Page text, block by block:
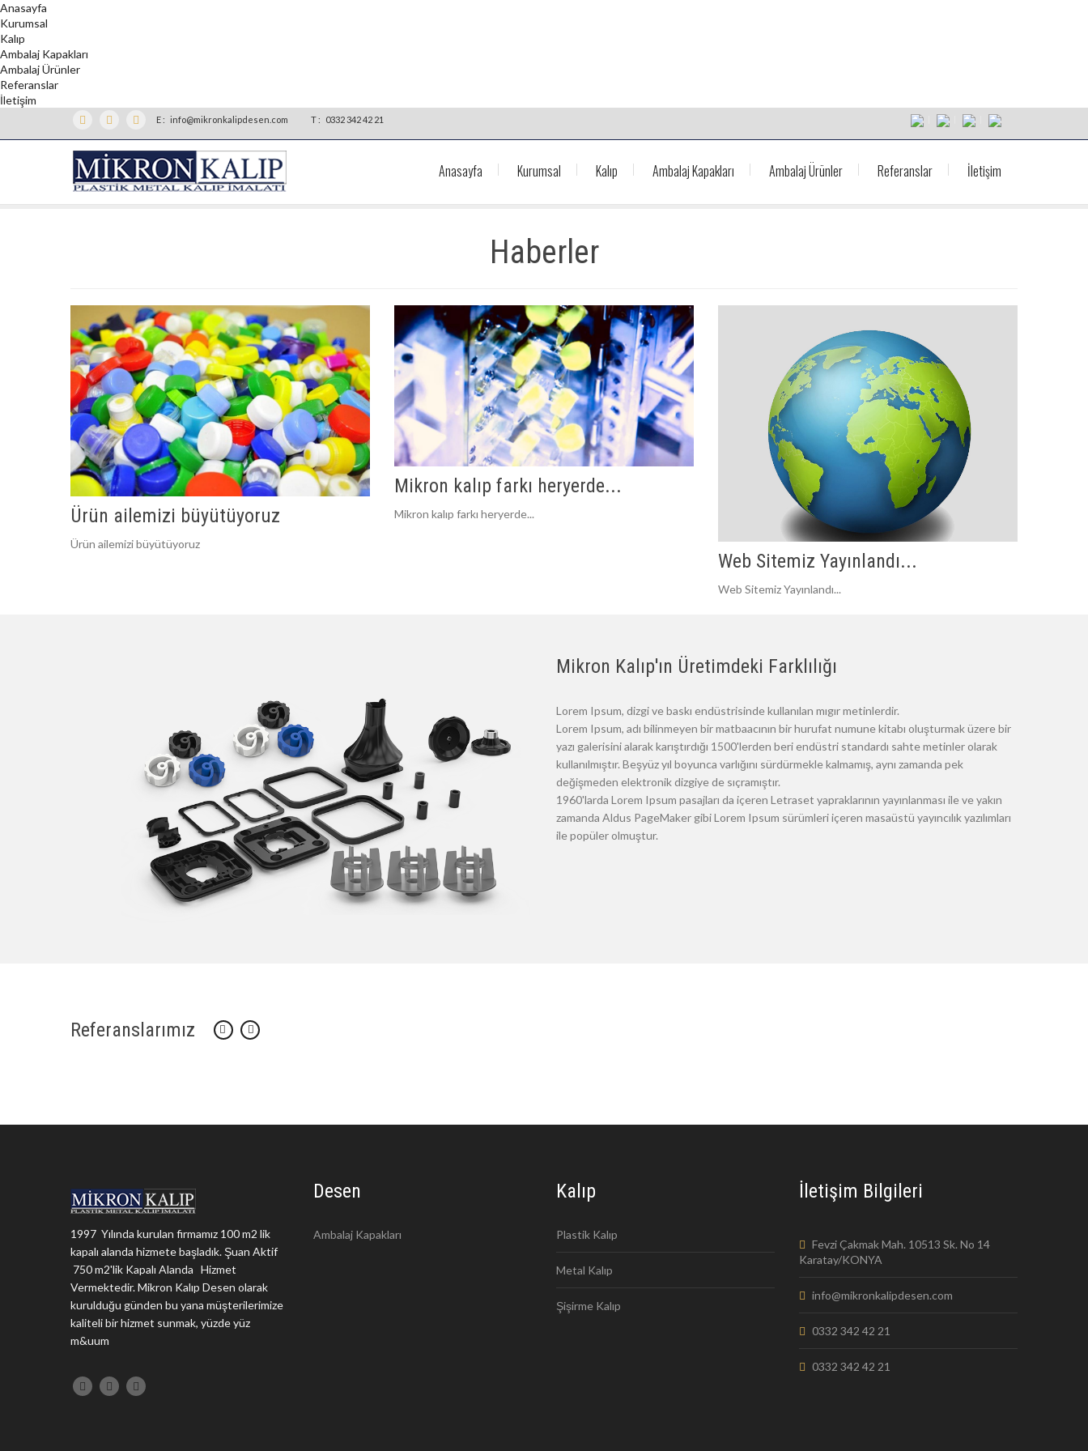
Anasayfa
Kurumsal
Kalıp
Ambalaj Kapakları
Ambalaj Ürünler
Referanslar
İletişim
E : info@mikronkalipdesen.com T : 0332 342 42 21
Anasayfa Kurumsal Kalıp Ambalaj Kapakları Ambalaj Ürünler Referanslar İletişim
Haberler
Ürün ailemizi büyütüyoruz
Ürün ailemizi büyütüyoruz
Mikron kalıp farkı heryerde...
Mikron kalıp farkı heryerde...
Web Sitemiz Yayınlandı...
Web Sitemiz Yayınlandı...
Mikron Kalıp'ın Üretimdeki Farklılığı
Lorem Ipsum, dizgi ve baskı endüstrisinde kullanılan mıgır metinlerdir.
Lorem Ipsum, adı bilinmeyen bir matbaacının bir hurufat numune kitabı oluşturmak üzere bir
yazı galerisini alarak karıştırdığı 1500'lerden beri endüstri standardı sahte metinler olarak
kullanılmıştır. Beşyüz yıl boyunca varlığını sürdürmekle kalmamış, aynı zamanda pek
değişmeden elektronik dizgiye de sıçramıştır.
1960'larda Lorem Ipsum pasajları da içeren Letraset yapraklarının yayınlanması ile ve yakın
zamanda Aldus PageMaker gibi Lorem Ipsum sürümleri içeren masaüstü yayıncılık yazılımları
ile popüler olmuştur.
Referanslarımız
1997 Yılında kurulan firmamız 100 m2 lik
kapalı alanda hizmete başladık. Şuan Aktif
750 m2'lik Kapalı Alanda Hizmet
Vermektedir. Mikron Kalıp Desen olarak
kurulduğu günden bu yana müşterilerimize
kaliteli bir hizmet sunmak, yüzde yüz
m&uum
Desen
Ambalaj Kapakları
Kalıp
Plastik Kalıp
Metal Kalıp
Şişirme Kalıp
İletişim Bilgileri
Fevzi Çakmak Mah. 10513 Sk. No 14
Karatay/KONYA
info@mikronkalipdesen.com
0332 342 42 21
0332 342 42 21